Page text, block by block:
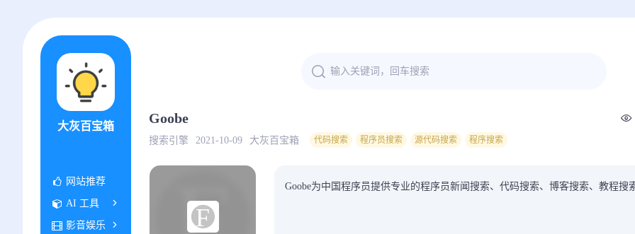
大灰百宝箱
网站推荐
AI 工具
影音娱乐
Goobe
搜索引擎 2021-10-09 大灰百宝箱 代码搜索 程序员搜索 源代码搜索 程序搜索
Goobe为中国程序员提供专业的程序员新闻搜索、代码搜索、博客搜索、教程搜